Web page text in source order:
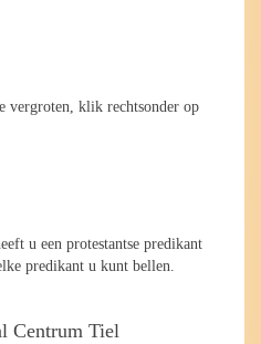
vergroten, klik rechtsonder op
u een protestantse predikant
predikant u kunt bellen.
Centrum Tiel